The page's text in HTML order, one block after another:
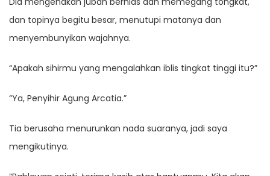
dan topinya begitu besar, menutupi matanya dan
menyembunyikan wajahnya.
“Apakah sihirmu yang mengalahkan iblis tingkat tinggi itu?”
“Ya, Penyihir Agung Arcatia.”
Tia berusaha menurunkan nada suaranya, jadi saya
mengikutinya.